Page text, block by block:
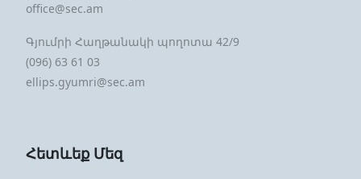
office@sec.am
Գյումրի Հաղթանակի պողոտա 42/9
(096) 63 61 03
ellips.gyumri@sec.am
Հետևեք Մեզ